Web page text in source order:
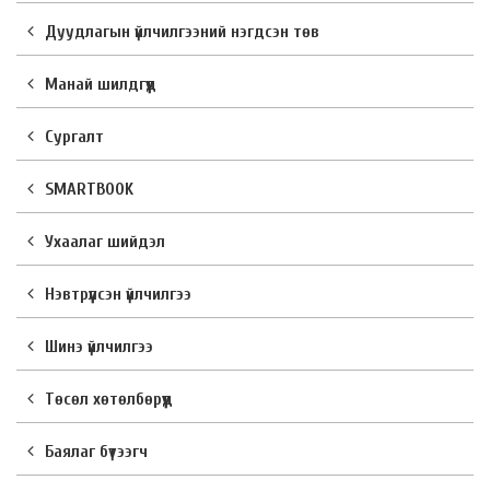
Дуудлагын үйлчилгээний нэгдсэн төв
Манай шилдгүүд
Сургалт
SMARTBOOK
Ухаалаг шийдэл
Нэвтрүүлсэн үйлчилгээ
Шинэ үйлчилгээ
Төсөл хөтөлбөрүүд
Баялаг бүтээгч